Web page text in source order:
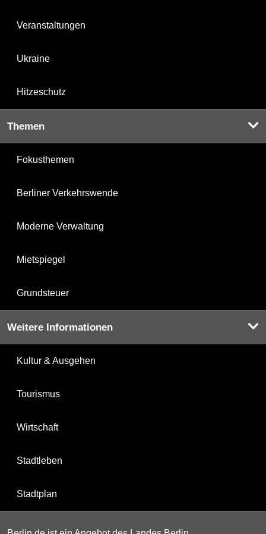
Veranstaltungen
Ukraine
Hitzeschutz
Themen
Fokusthemen
Berliner Verkehrswende
Moderne Verwaltung
Mietspiegel
Grundsteuer
Weitere Informationen
Kultur & Ausgehen
Tourismus
Wirtschaft
Stadtleben
Stadtplan